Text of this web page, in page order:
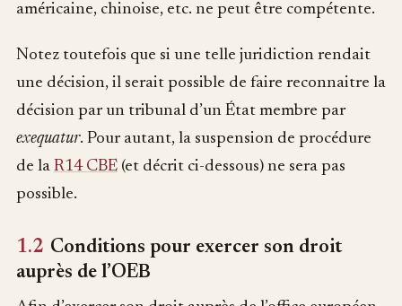
américaine, chinoise, etc. ne peut être compétente.
Notez toutefois que si une telle juridiction rendait
une décision, il serait possible de faire reconnaitre la
décision par un tribunal d’un État membre par
exequatur. Pour autant, la suspension de procédure
de la R14 CBE (et décrit ci-dessous) ne sera pas
possible.
1.2 Conditions pour exercer son droit
auprès de l’OEB